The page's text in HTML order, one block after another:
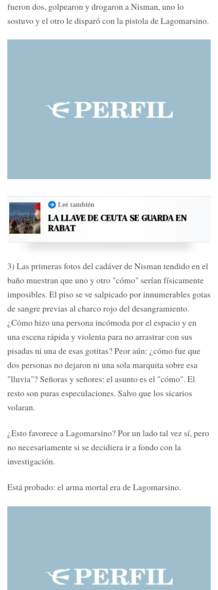
fueron dos, golpearon y drogaron a Nisman, uno lo
sostuvo y el otro le disparó con la pistola de Lagomarsino.
Leé también
LA LLAVE DE CEUTA SE GUARDA EN
RABAT
3) Las primeras fotos del cadáver de Nisman tendido en el
baño muestran que uno y otro "cómo" serían físicamente
imposibles. El piso se ve salpicado por innumerables gotas
de sangre previas al charco rojo del desangramiento.
¿Cómo hizo una persona incómoda por el espacio y en
una escena rápida y violenta para no arrastrar con sus
pisadas ni una de esas gotitas? Peor aún: ¿cómo fue que
dos personas no dejaron ni una sola marquita sobre esa
"lluvia"? Señoras y señores: el asunto es el "cómo". El
resto son puras especulaciones. Salvo que los sicarios
volaran.
¿Esto favorece a Lagomarsino? Por un lado tal vez sí, pero
no necesariamente si se decidiera ir a fondo con la
investigación.
Está probado: el arma mortal era de Lagomarsino.